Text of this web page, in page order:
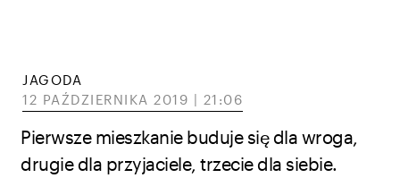
JAGODA
12 PAŹDZIERNIKA 2019 | 21:06
Pierwsze mieszkanie buduje się dla wroga,
drugie dla przyjaciele, trzecie dla siebie.